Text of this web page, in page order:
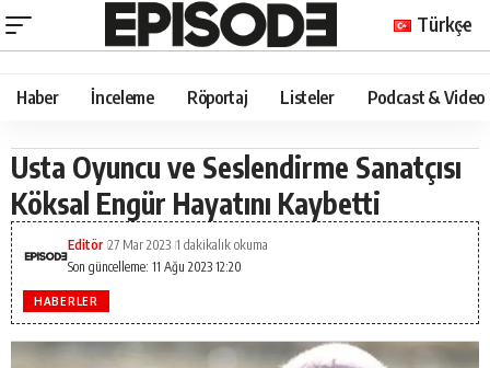
Türkçe
Haber İnceleme Röportaj Listeler Podcast & Video
Usta Oyuncu ve Seslendirme Sanatçısı
Köksal Engür Hayatını Kaybetti
Son güncelleme: 11 Ağu 2023 12:20
Editör 27 Mar 2023 1 dakikalık okuma
HABERLER